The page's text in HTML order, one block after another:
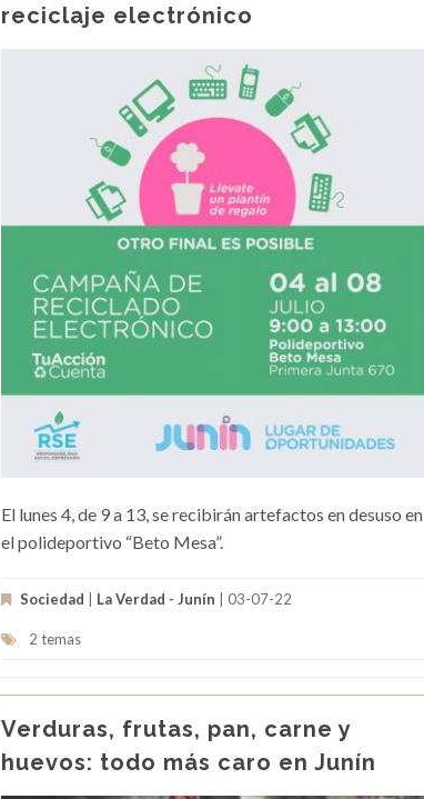
reciclaje electrónico
El lunes 4, de 9 a 13, se recibirán artefactos en desuso en
el polideportivo “Beto Mesa”.
Sociedad La Verdad - Junín | 03-07-22
2 temas
Verduras, frutas, pan, carne y
huevos: todo más caro en Junín